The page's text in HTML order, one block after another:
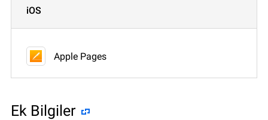
iOS
Apple Pages
Ek Bilgiler